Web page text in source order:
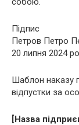
Підпис
Петров Петро
20 липня 2024
Шаблон наказу
відпустки за
[Назва